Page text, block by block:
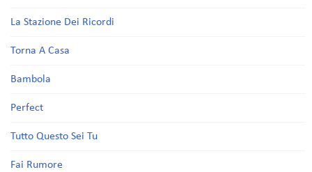
La Stazione Dei Ricordi
Torna A Casa
Bambola
Perfect
Tutto Questo Sei Tu
Fai Rumore